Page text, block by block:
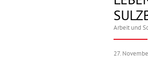
Arbeit und
27.